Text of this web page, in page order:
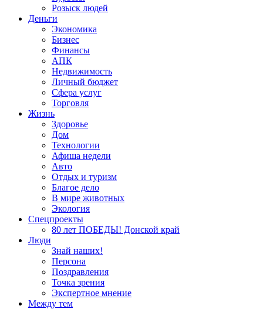
Розыск людей
Деньги
Экономика
Бизнес
Финансы
АПК
Недвижимость
Личный бюджет
Сфера услуг
Торговля
Жизнь
Здоровье
Дом
Технологии
Афиша недели
Авто
Отдых и туризм
Благое дело
В мире животных
Экология
Спецпроекты
80 лет ПОБЕДЫ! Донской край
Люди
Знай наших!
Персона
Поздравления
Точка зрения
Экспертное мнение
Между тем